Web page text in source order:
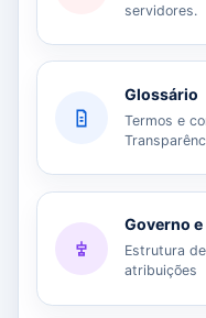
servidores.
Glossário
Termos e
Governo
Estrutura
atribuições